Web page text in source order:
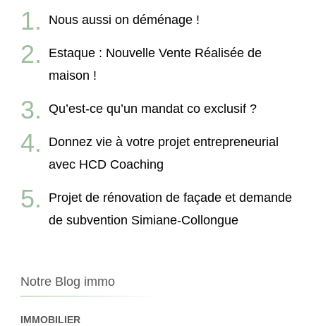
Nous aussi on déménage !
Estaque : Nouvelle Vente Réalisée de
maison !
Qu’est-ce qu’un mandat co exclusif ?
Donnez vie à votre projet entrepreneurial
avec HCD Coaching
Projet de rénovation de façade et demande
de subvention Simiane-Collongue
Notre Blog immo
IMMOBILIER